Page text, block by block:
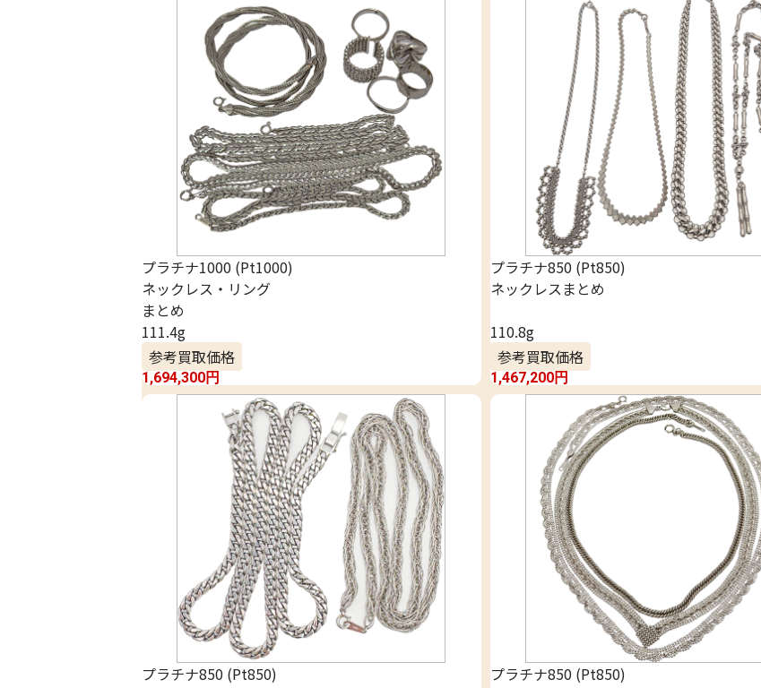
プラチナ1000 (Pt1000)
ネックレス・リング
まとめ
111.4g
参考買取価格
1,694,300円
プラチナ850 (Pt850)
ネックレスまとめ
110.8g
参考買取価格
1,467,200円
プラチナ850 (Pt850)
プラチナ850 (Pt850)